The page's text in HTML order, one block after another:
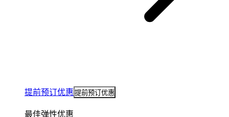
提前预订优惠 提前预订优惠
最佳弹性优惠